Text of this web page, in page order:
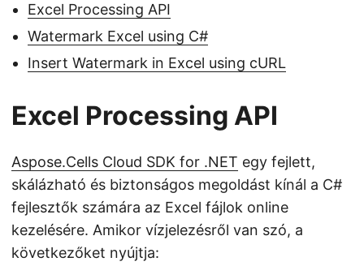
Excel Processing API
Watermark Excel using C#
Insert Watermark in Excel using cURL
Excel Processing API
Aspose.Cells Cloud SDK for .NET egy fejlett,
skálázható és biztonságos megoldást kínál a C#
fejlesztők számára az Excel fájlok online
kezelésére. Amikor vízjelezésről van szó, a
következőket nyújtja: